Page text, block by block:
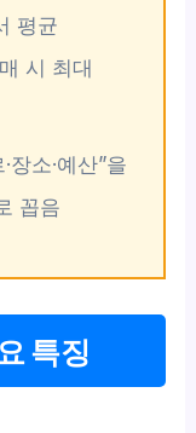
평균
시 최대
소·예산”을
꼽음
특징